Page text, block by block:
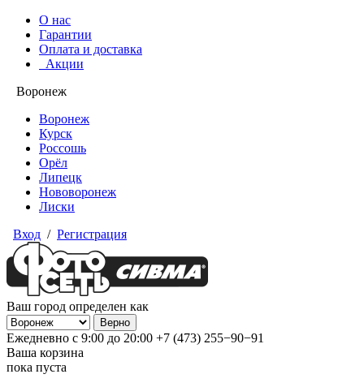
О нас
Гарантии
Оплата и доставка
Акции
Воронеж
Воронеж
Курск
Россошь
Орёл
Липецк
Нововоронеж
Лиски
Вход / Регистрация
Ваш город определен как
Ежедневно с 9:00 до 20:00 +7 (473) 255−90−91
Ваша корзина
пока пуста